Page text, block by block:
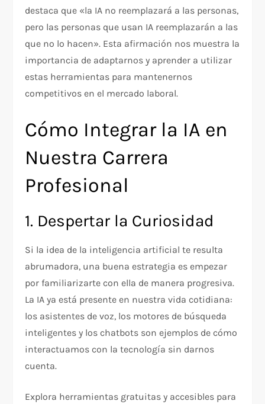
destaca que «la IA no reemplazará a las personas,
pero las personas que usan IA reemplazarán a las
que no lo hacen». Esta afirmación nos muestra la
importancia de adaptarnos y aprender a utilizar
estas herramientas para mantenernos
competitivos en el mercado laboral.
Cómo Integrar la IA en
Nuestra Carrera
Profesional
1. Despertar la Curiosidad
Si la idea de la inteligencia artificial te resulta
abrumadora, una buena estrategia es empezar
por familiarizarte con ella de manera progresiva.
La IA ya está presente en nuestra vida cotidiana:
los asistentes de voz, los motores de búsqueda
inteligentes y los chatbots son ejemplos de cómo
interactuamos con la tecnología sin darnos
cuenta.
Explora herramientas gratuitas y accesibles para